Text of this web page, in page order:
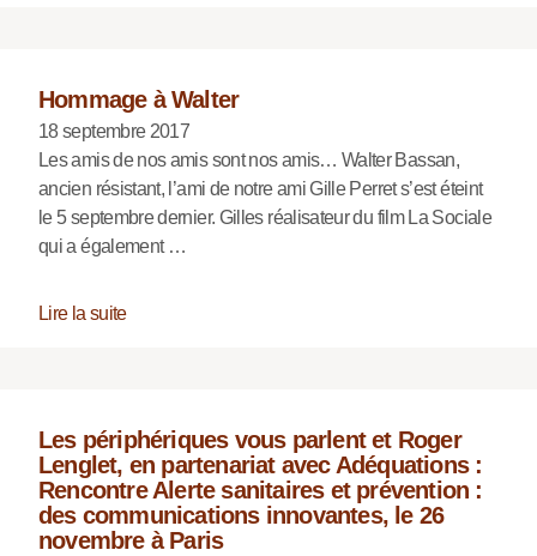
Hommage à Walter
18 septembre 2017
Les amis de nos amis sont nos amis… Walter Bassan,
ancien résistant, l’ami de notre ami Gille Perret s’est éteint
le 5 septembre dernier. Gilles réalisateur du film La Sociale
qui a également …
Lire la suite
Les périphériques vous parlent et Roger
Lenglet, en partenariat avec Adéquations :
Rencontre Alerte sanitaires et prévention :
des communications innovantes, le 26
novembre à Paris